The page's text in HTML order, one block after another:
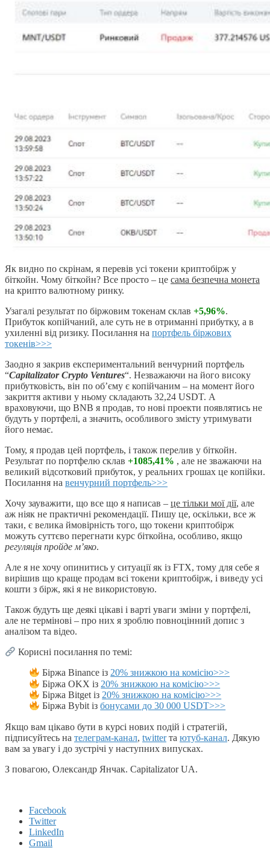
Як видно по скрінам, я перевів усі токени криптобірж у
біткойн. Чому біткойн? Все просто – це сама безпечна монета
на крипто валютному ринку.
Узагалі результат по біржовим токенам склав +5,96%.
Прибуток копійчаний, але суть не в отриманні прибутку, а в
ухиленні від ризику. Посилання на портфель біржових
токенів>>>
Заодно я закрив експериментальний венчурний портфель
“Capitalizator Crypto Ventures“. Незважаючи на його високу
прибутковість, він по об’єму є копійчаним – на момент його
закриття активи у ньому складають 32,24 USDT. А
враховуючи, що BNB я продав, то нові проекти появлятись не
будуть у портфелі, а значить, особливого змісту утримувати
його немає.
Тому, я продав цей портфель, і також перелив у біткойн.
Результат по портфелю склав +1085,41% , але не зважаючи на
великий відсотковий прибуток, у реальних грошах це копійки.
Посилання на венчурний портфель>>>
Хочу зауважити, що все що я написав – це тільки мої дії, але
аж ніяк не практичні рекомендації. Пишу це, оскільки, все ж
таки, є велика ймовірність того, що токени криптобірж
можуть суттєво перегнати курс біткойна, особливо, якщо
регуляція пройде м’яко.
Але я не хочу опинитись у ситуації як із FTX, тому для себе я
вирішив що краще продам всі токени криптобірж, і виведу усі
кошти з бірж, які я не використовую.
Також будуть ще деякі цікаві і варті уваги зміни у портфелі,
але не термінові – про них я зроблю повноцінний допис з
аналізом та відео.
Корисні посилання по темі:
Біржа Binance із20% знижкою на комісію>>>
Біржа OKX із 20% знижкою на комісію>>>
Біржа Bitget із20% знижкою на комісію>>>
Біржа Bybit ізбонусами до 30 000 USDT>>>
Якщо вам цікаво бути в курсі нових подій і стратегій,
підписуйтесь на телеграм-канал, twitterта ютуб-канал. Дякую
вам за увагу і до зустрічі у наступних випусках.
З повагою, Олександр Янчак. Capitalizator UA.
Facebook
Twitter
LinkedIn
Gmail